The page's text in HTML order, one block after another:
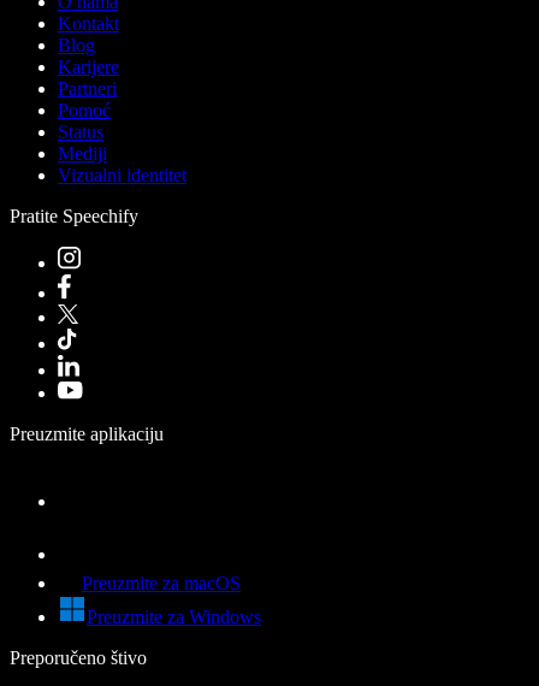
Kontakt
Blog
Karijere
Partneri
Pomoć
Status
Mediji
Vizualni identitet
Pratite Speechify
Preuzmite aplikaciju
Preuzmite za macOS
Preuzmite za Windows
Preporučeno štivo